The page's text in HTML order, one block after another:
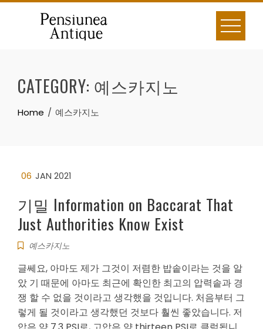
Skip
CATEGORY: 예스카지노
Home 예스카지노
06 JAN 2021
기밀 Information on Baccarat That
Just Authorities Know Exist
예스카지노
글쎄요, 아마도 제가 그것이 저렴한 밥솥이라는 것을 알
았 기 때문에 아마도 최근에 확인한 최고의 압력솥과 경
쟁 할 수 없을 것이라고 생각했을 것입니다. 처음부터 그
렇게 될 것이라고 생각했던 것보다 훨씬 좋았습니다. 저